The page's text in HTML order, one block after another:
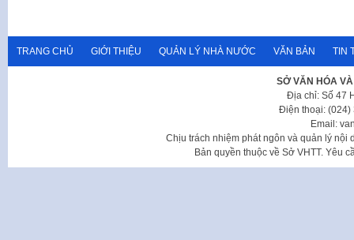
TRANG CHỦ GIỚI THIỆU QUẢN LÝ NHÀ NƯỚC VĂN BẢN TIN
SỞ VĂN HÓA
Địa chỉ: Số 47
Điện thoại: (024)
Email:
Chịu trách nhiệm phát ngôn và quản lý nội
Bản quyền thuộc về Sở VHTT. Yêu